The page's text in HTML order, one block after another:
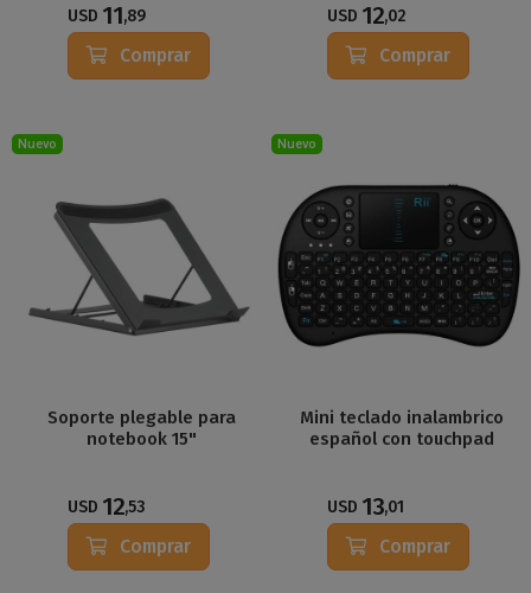
USD 11,89
Comprar
USD 12,02
Comprar
Nuevo
Soporte plegable para
notebook 15"
USD 12,53
Comprar
Nuevo
Mini teclado inalambrico
español con touchpad
USD 13,01
Comprar